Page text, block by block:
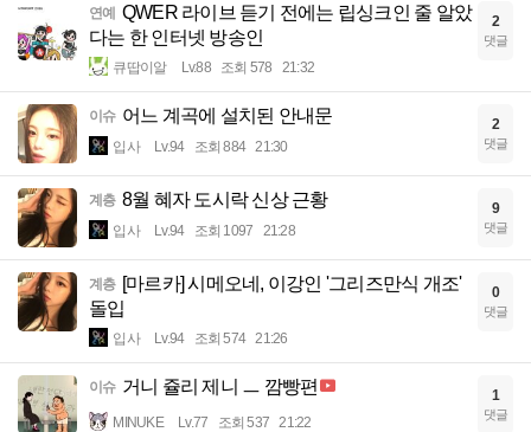
연예 QWER 라이브 듣기 전에는 립싱크인 줄 알았
다는 한 인터넷 방송인
큐땁이알 Lv.88 조회 578 21:32
2
댓글
이슈 어느 계곡에 설치된 안내문
입사 Lv.94 조회 884 21:30
2
댓글
계층 8월 혜자 도시락 신상 근황
입사 Lv.94 조회 1097 21:28
9
댓글
계층 [마르카] 시메오네, 이강인 '그리즈만식 개조'
돌입
입사 Lv.94 조회 574 21:26
0
댓글
이슈 거니 쥴리 제니 ㅡ 깜빵편
MINUKE Lv.77 조회 537 21:22
1
댓글